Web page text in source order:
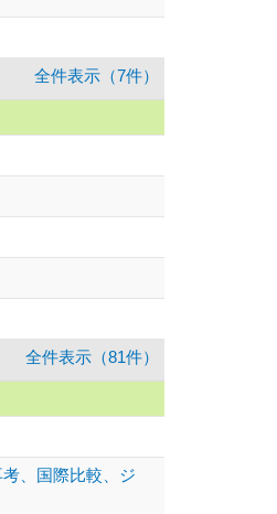
全件表示（7件）
全件表示（81件）
、国際比較、ジ